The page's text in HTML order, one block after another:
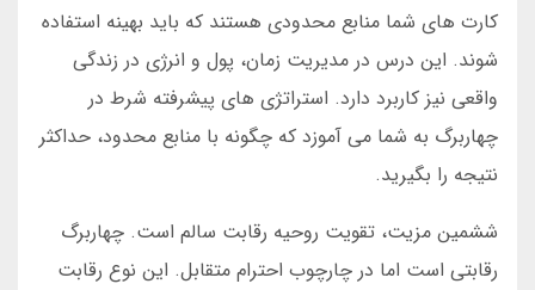
کارت های شما منابع محدودی هستند که باید بهینه استفاده
شوند. این درس در مدیریت زمان، پول و انرژی در زندگی
واقعی نیز کاربرد دارد. استراتژی های پیشرفته شرط در
چهاربرگ به شما می آموزد که چگونه با منابع محدود، حداکثر
نتیجه را بگیرید.
ششمین مزیت، تقویت روحیه رقابت سالم است. چهاربرگ
رقابتی است اما در چارچوب احترام متقابل. این نوع رقابت